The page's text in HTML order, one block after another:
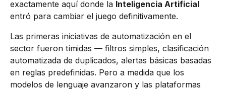
exactamente aquí donde la Inteligencia Artificial
entró para cambiar el juego definitivamente.
Las primeras iniciativas de automatización en el
sector fueron tímidas — filtros simples, clasificación
automatizada de duplicados, alertas básicas basadas
en reglas predefinidas. Pero a medida que los
modelos de lenguaje avanzaron y las plataformas